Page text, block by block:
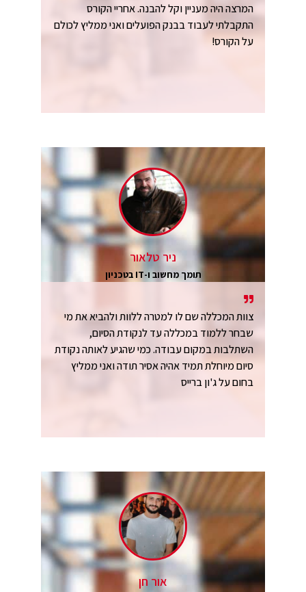
המרצה היה מעניין וקל להבנה. אחריי הקורס
התקבלתי לעבוד בבנק הפועלים ואני ממליץ לכולם
על הקורס!
ניר טלאור
תומך מחשוב ו-IT בטכניון
צוות המכללה שם לו למטרה ללוות ולהביא את מי
שבחר ללמוד במכללה עד לנקודת הסיום,
השתלבות במקום עבודה. כמי שהגיע לאותה נקודת
סיום מיוחלת תמיד אהיה אסיר תודה ואני ממליץ
בחום על ג'ון ברייס
אור חן